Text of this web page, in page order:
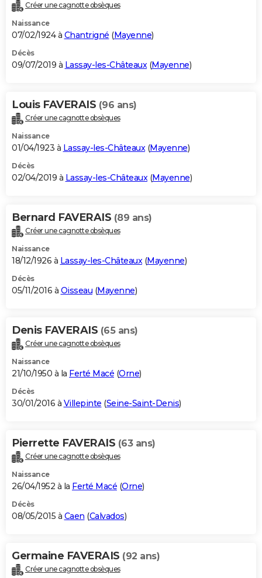
Créer une cagnotte obsèques
Naissance
07/02/1924 à Chantrigné (Mayenne)
Décès
09/07/2019 à Lassay-les-Châteaux(Mayenne)
Louis FAVERAIS (96 ans)
Créer une cagnotte obsèques
Naissance
01/04/1923 à Lassay-les-Châteaux(Mayenne)
Décès
02/04/2019 à Lassay-les-Châteaux(Mayenne)
Bernard FAVERAIS (89 ans)
Créer une cagnotte obsèques
Naissance
18/12/1926 à Lassay-les-Châteaux(Mayenne)
Décès
05/11/2016 à Oisseau (Mayenne)
Denis FAVERAIS (65 ans)
Créer une cagnotte obsèques
Naissance
21/10/1950 à la Ferté Macé (Orne)
Décès
30/01/2016 à Villepinte (Seine-Saint-Denis)
Pierrette FAVERAIS (63 ans)
Créer une cagnotte obsèques
Naissance
26/04/1952 à la Ferté Macé (Orne)
Décès
08/05/2015 à Caen (Calvados)
Germaine FAVERAIS (92 ans)
Créer une cagnotte obsèques